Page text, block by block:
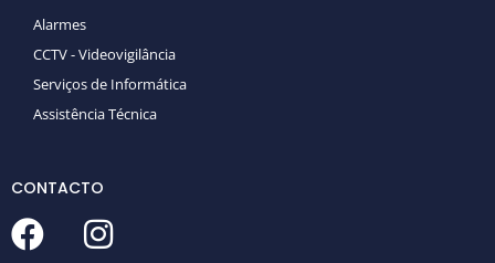
Alarmes
CCTV - Videovigilância
Serviços de Informática
Assistência Técnica
CONTACTO